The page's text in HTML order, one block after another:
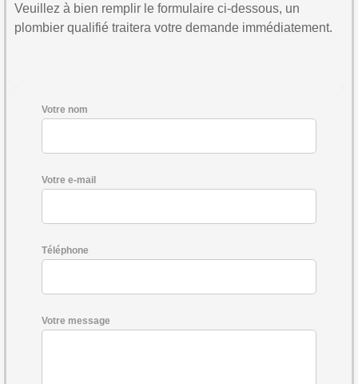
Veuillez à bien remplir le formulaire ci-dessous, un
plombier qualifié traitera votre demande immédiatement.
Votre nom
Votre e-mail
Téléphone
Votre message